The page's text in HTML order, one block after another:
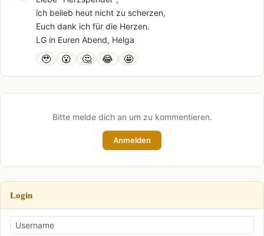
ich belieb heut nicht zu scherzen,
Euch dank ich für die Herzen.
LG in Euren Abend, Helga
🥹 😮 🤔 😂 🤩
Bitte melde dich an um zu kommentieren.
Anmelden
Login